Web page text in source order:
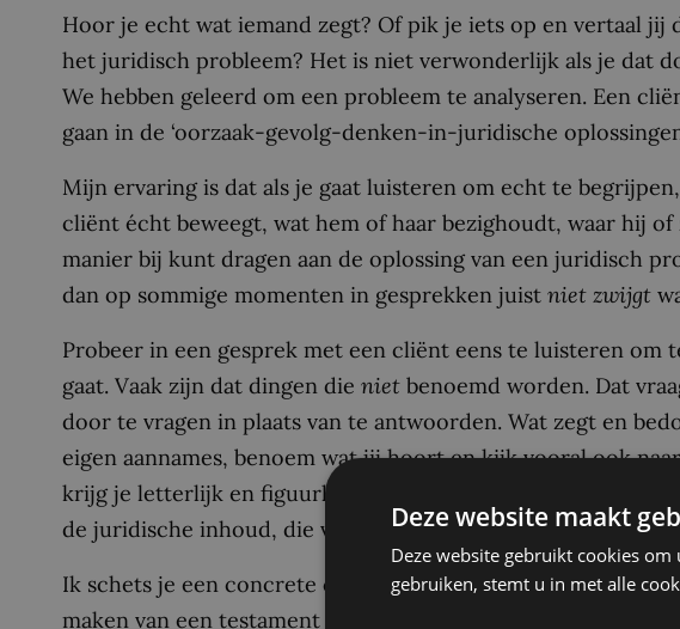
Hoor je echt wat iemand zegt? Of pik je iets op en vertaal jij
het juridisch probleem? Het is niet verwonderlijk als je dat
We hebben geleerd om een probleem te analyseren. Een
gaan in de ‘oorzaak-gevolg-denken-in-juridische
Mijn ervaring is dat als je gaat luisteren om echt te
cliënt écht beweegt, wat hem of haar bezighoudt, waar hij
manier bij kunt dragen aan de oplossing van een juridisch
dan op sommige momenten in gesprekken juist niet zwijgt
Probeer in een gesprek met een cliënt eens te luisteren om
gaat. Vaak zijn dat dingen die niet benoemd worden. Dat
door te vragen in plaats van te antwoorden. Wat zegt en
eigen aannames, benoem wat jij hoort en kijk vooral ook
krijg je letterlijk en figuurlijk boven tafel wat er daadwerkelijk
de juridische inhoud, die vertaling komt later.
Ik schets je een concrete casus. Tijdens een bespreking die
maken van een testament zag ik dat hij een aantal keer
Deze website maakt
Deze website gebruikt cookies
gebruiken, stemt u in met alle